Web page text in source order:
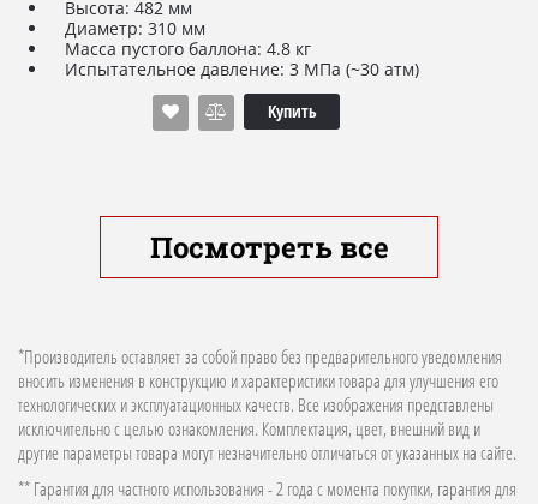
Высота: 482 мм
Диаметр: 310 мм
Масса пустого баллона: 4.8 кг
Испытательное давление: 3 МПа (~30 атм)
Рабочее давление: 1,6 МПа (~16 атм)
Тип вентиля: G.5 (G.4) с предохранительным PRV
клапаном и OPD (отсекатель)
Купить
Посмотреть все
*Производитель оставляет за собой право без предварительного уведомления
вносить изменения в конструкцию и характеристики товара для улучшения его
технологических и эксплуатационных качеств. Все изображения представлены
исключительно с целью ознакомления. Комплектация, цвет, внешний вид и
другие параметры товара могут незначительно отличаться от указанных на сайте.
** Гарантия для частного использования - 2 года с момента покупки, гарантия для